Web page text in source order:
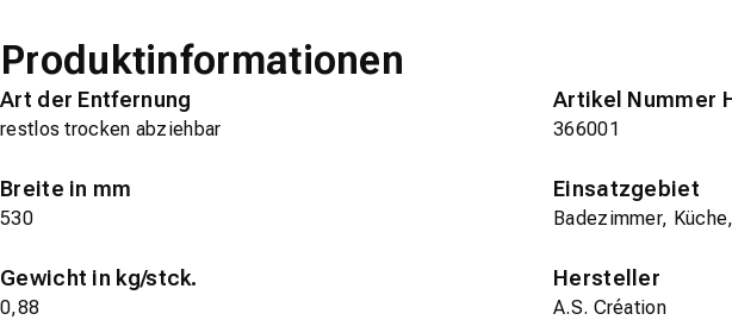
Produktinformationen
Art der Entfernung
restlos trocken abziehbar
Artikel Nummer
366001
Breite in mm
530
Einsatzgebiet
Badezimmer,
Gewicht in kg/stck.
0,88
Hersteller
A.S. Création